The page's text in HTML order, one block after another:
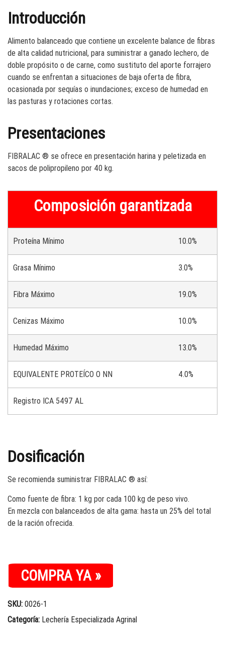
Introducción
Alimento balanceado que contiene un excelente balance de fibras
de alta calidad nutricional, para suministrar a ganado lechero, de
doble propósito o de carne, como sustituto del aporte forrajero
cuando se enfrentan a situaciones de baja oferta de fibra,
ocasionada por sequías o inundaciones; exceso de humedad en
las pasturas y rotaciones cortas.
Presentaciones
FIBRALAC ® se ofrece en presentación harina y peletizada en
sacos de polipropileno por 40 kg.
Composición garantizada
Proteína Mínimo 10.0%
Grasa Mínimo 3.0%
Fibra Máximo 19.0%
Cenizas Máximo 10.0%
Humedad Máximo 13.0%
EQUIVALENTE PROTEÍCO O NN 4.0%
Registro ICA 5497 AL
Dosificación
Se recomienda suministrar FIBRALAC ® así:
Como fuente de fibra: 1 kg por cada 100 kg de peso vivo.
En mezcla con balanceados de alta gama: hasta un 25% del total
de la ración ofrecida.
COMPRA YA »
SKU: 0026-1
Categoría: Lechería Especializada Agrinal